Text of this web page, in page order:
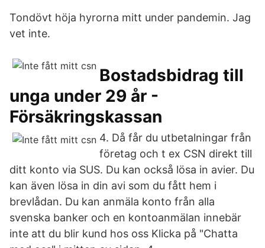
Tondövt höja hyrorna mitt under pandemin. Jag
vet inte.
Bostadsbidrag till
unga under 29 år -
Försäkringskassan
4. Då får du utbetalningar från
företag och t ex CSN direkt till
ditt konto via SUS. Du kan också lösa in avier. Du
kan även lösa in din avi som du fått hem i
brevlådan. Du kan anmäla konto från alla
svenska banker och en kontoanmälan innebär
inte att du blir kund hos oss Klicka på "Chatta